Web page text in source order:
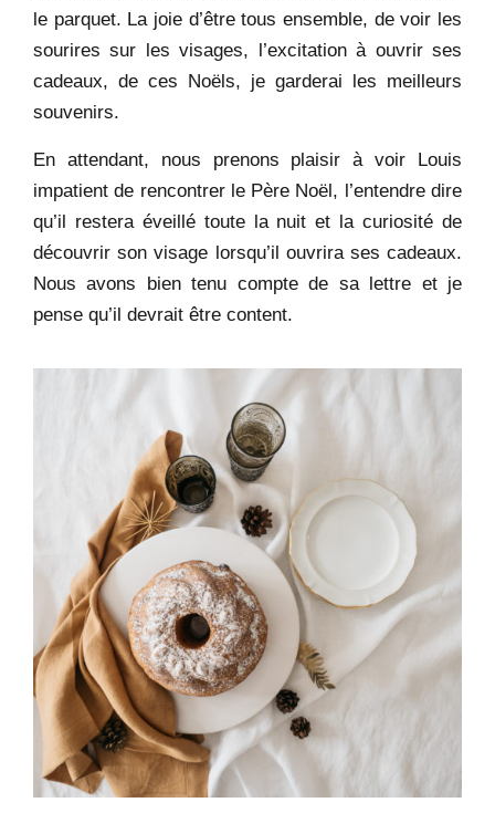
le parquet. La joie d’être tous ensemble, de voir les
sourires sur les visages, l’excitation à ouvrir ses
cadeaux, de ces Noëls, je garderai les meilleurs
souvenirs.
En attendant, nous prenons plaisir à voir Louis
impatient de rencontrer le Père Noël, l’entendre dire
qu’il restera éveillé toute la nuit et la curiosité de
découvrir son visage lorsqu’il ouvrira ses cadeaux.
Nous avons bien tenu compte de sa lettre et je
pense qu’il devrait être content.